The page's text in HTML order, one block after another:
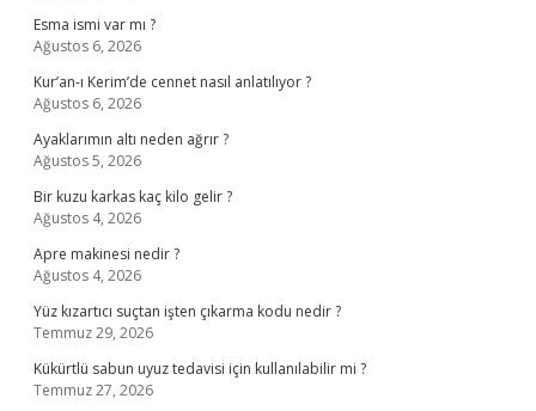
Esma ismi var mı ?
Ağustos 6, 2026
Kur’an-ı Kerim’de cennet nasıl anlatılıyor ?
Ağustos 6, 2026
Ayaklarımın altı neden ağrır ?
Ağustos 5, 2026
Bir kuzu karkas kaç kilo gelir ?
Ağustos 4, 2026
Apre makinesi nedir ?
Ağustos 4, 2026
Yüz kızartıcı suçtan işten çıkarma kodu nedir ?
Temmuz 29, 2026
Kükürtlü sabun uyuz tedavisi için kullanılabilir mi ?
Temmuz 27, 2026